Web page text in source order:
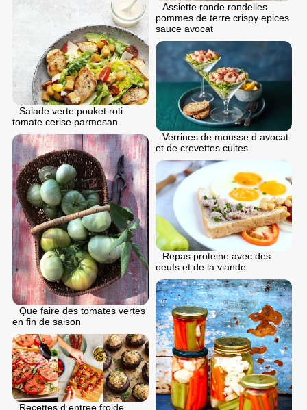
Assiette ronde rondelles
pommes de terre crispy epices
sauce avocat
Salade verte pouket roti
tomate cerise parmesan
Verrines de mousse d avocat
et de crevettes cuites
Que faire des tomates vertes
en fin de saison
Repas proteine avec des
oeufs et de la viande
Recettes d entree froide